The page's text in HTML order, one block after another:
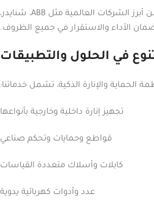
نوفّر منتجات عالية الجودة من أبرز الشركات العالمية مثل ABB، شنايدر،
لضمان الأداء والاستقرار في جميع الظروف.
في الحلول والتطبيقات
الحماية والإنارة الذكية، تشمل خدماتنا:
تجهيز إنارة داخلية وخارجية بأنواعها
قواطع وحمايات وتحكم صناعي
كابلات وأسلاك متعددة القياسات
عدد وأدوات كهربائية يدوية